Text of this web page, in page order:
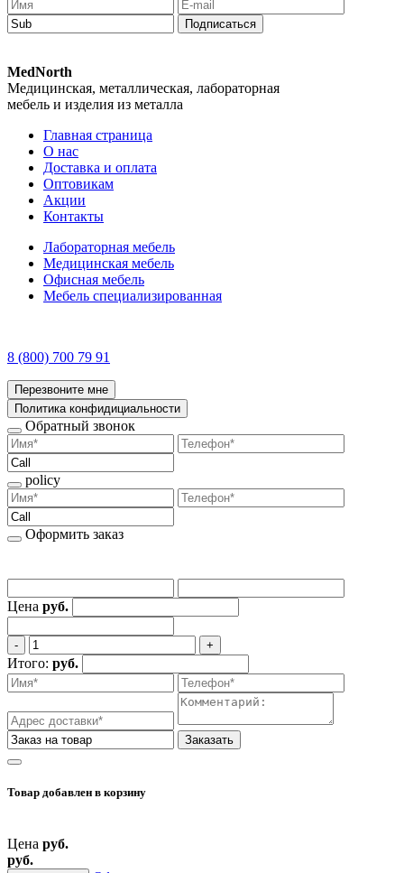
Подписаться
MedNorth
Медицинская, металлическая, лабораторная
мебель и изделия из металла
Главная страница
О нас
Доставка и оплата
Оптовикам
Акции
Контакты
Лабораторная мебель
Медицинская мебель
Офисная мебель
Мебель специализированная
8 (800) 700 79 91
Перезвоните мне
Политика конфидициальности
Обратный звонок
policy
Оформить заказ
Цена руб.
‐ +
Итого: руб.
Заказать
Товар добавлен в корзину
Цена руб.
руб.